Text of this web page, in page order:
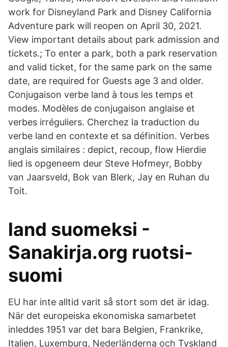
work for Disneyland Park and Disney California
Adventure park will reopen on April 30, 2021.
View important details about park admission and
tickets.; To enter a park, both a park reservation
and valid ticket, for the same park on the same
date, are required for Guests age 3 and older.
Conjugaison verbe land à tous les temps et
modes. Modèles de conjugaison anglaise et
verbes irréguliers. Cherchez la traduction du
verbe land en contexte et sa définition. Verbes
anglais similaires : depict, recoup, flow Hierdie
lied is opgeneem deur Steve Hofmeyr, Bobby
van Jaarsveld, Bok van Blerk, Jay en Ruhan du
Toit.
land suomeksi -
Sanakirja.org ruotsi-
suomi
EU har inte alltid varit så stort som det är idag.
När det europeiska ekonomiska samarbetet
inleddes 1951 var det bara Belgien, Frankrike,
Italien, Luxemburg, Nederländerna och Tyskland